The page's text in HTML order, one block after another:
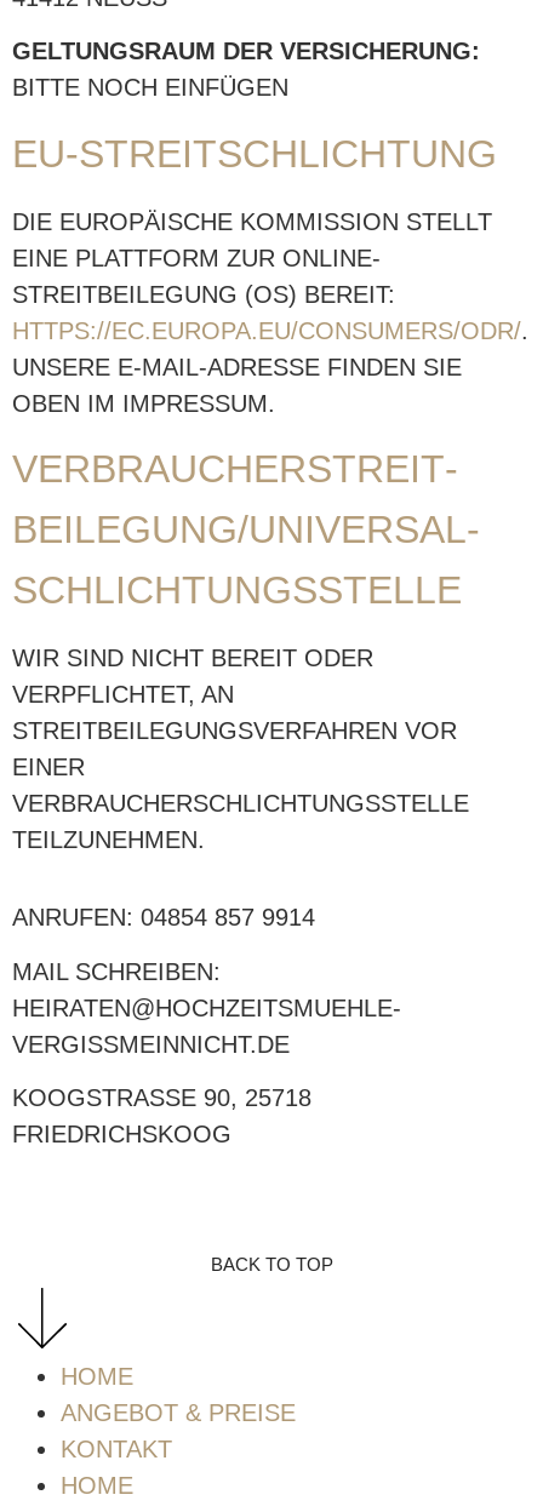
GELTUNGSRAUM DER VERSICHERUNG:
BITTE NOCH EINFÜGEN
EU-STREITSCHLICHTUNG
DIE EUROPÄISCHE KOMMISSION STELLT
EINE PLATTFORM ZUR ONLINE-
STREITBEILEGUNG (OS) BEREIT:
HTTPS://EC.EUROPA.EU/CONSUMERS/ODR/.
UNSERE E-MAIL-ADRESSE FINDEN SIE
OBEN IM IMPRESSUM.
VERBRAUCHER­STREIT­
BEILEGUNG/UNIVERSAL­
SCHLICHTUNGS­STELLE
WIR SIND NICHT BEREIT ODER
VERPFLICHTET, AN
STREITBEILEGUNGSVERFAHREN VOR
EINER
VERBRAUCHERSCHLICHTUNGSSTELLE
TEILZUNEHMEN.
ANRUFEN: 04854 857 9914
MAIL SCHREIBEN:
HEIRATEN@HOCHZEITSMUEHLE-
VERGISSMEINNICHT.DE
KOOGSTRASSE 90, 25718 F
RIEDRICHSKOOG
BACK TO TOP
HOME
ANGEBOT & PREISE
KONTAKT
HOME